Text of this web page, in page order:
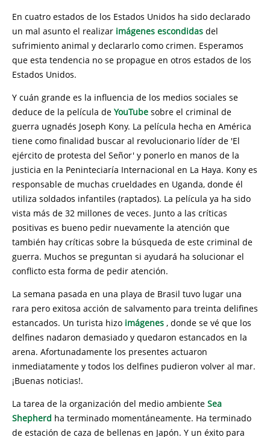
En cuatro estados de los Estados Unidos ha sido declarado
un mal asunto el realizar imágenes escondidas del
sufrimiento animal y declararlo como crimen. Esperamos
que esta tendencia no se propague en otros estados de los
Estados Unidos.
Y cuán grande es la influencia de los medios sociales se
deduce de la película de YouTube sobre el criminal de
guerra ugnadés Joseph Kony. La película hecha en América
tiene como finalidad buscar al revolucionario líder de 'El
ejército de protesta del Señor' y ponerlo en manos de la
justicia en la Peninteciaría Internacional en La Haya. Kony es
responsable de muchas crueldades en Uganda, donde él
utiliza soldados infantiles (raptados). La película ya ha sido
vista más de 32 millones de veces. Junto a las críticas
positivas es bueno pedir nuevamente la atención que
también hay críticas sobre la búsqueda de este criminal de
guerra. Muchos se preguntan si ayudará ha solucionar el
conflicto esta forma de pedir atención.
La semana pasada en una playa de Brasil tuvo lugar una
rara pero exitosa acción de salvamento para treinta delifines
estancados. Un turista hizo imágenes , donde se vé que los
delfines nadaron demasiado y quedaron estancados en la
arena. Afortunadamente los presentes actuaron
inmediatamente y todos los delfines pudieron volver al mar.
¡Buenas noticias!.
La tarea de la organización del medio ambiente Sea
Shepherd ha terminado momentáneamente. Ha terminado
de estación de caza de bellenas en Japón. Y un éxito para